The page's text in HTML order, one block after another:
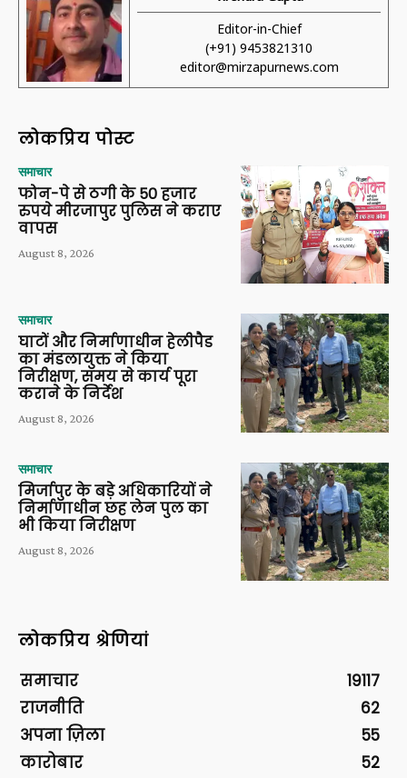
Editor-in-Chief
(+91) 9453821310
editor@mirzapurnews.com
लोकप्रिय पोस्ट
समाचार
फोन-पे से ठगी के 50 हजार
रुपये मीरजापुर पुलिस ने कराए
वापस
August 8, 2026
समाचार
घाटों और निर्माणाधीन हेलीपैड
का मंडलायुक्त ने किया
निरीक्षण, समय से कार्य पूरा
कराने के निर्देश
August 8, 2026
समाचार
मिर्जापुर के बड़े अधिकारियों ने
निर्माणाधीन छह लेन पुल का
भी किया निरीक्षण
August 8, 2026
लोकप्रिय श्रेणियां
समाचार
19117
राजनीति
62
अपना ज़िला
55
कारोबार
52